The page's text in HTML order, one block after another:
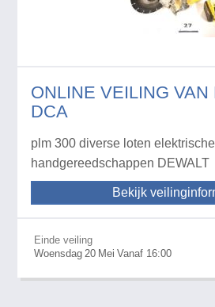
ONLINE VEILING VAN
DCA
plm 300 diverse loten elektrische
handgereedschappen DEWALT
Bekijk
Einde veiling
Woensdag 20 Mei Vanaf 16:00